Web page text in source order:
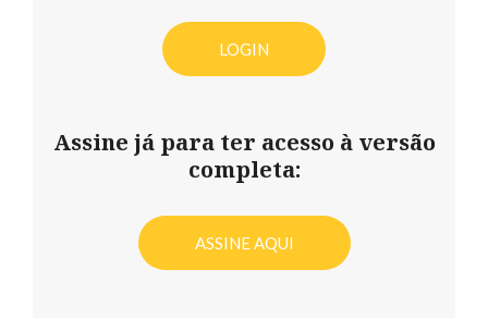
LOGIN
Assine já para ter acesso à versão
completa:
ASSINE AQUI